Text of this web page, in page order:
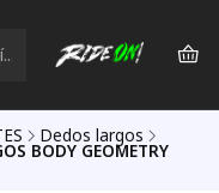
Dedos largos
BODY GEOMETRY